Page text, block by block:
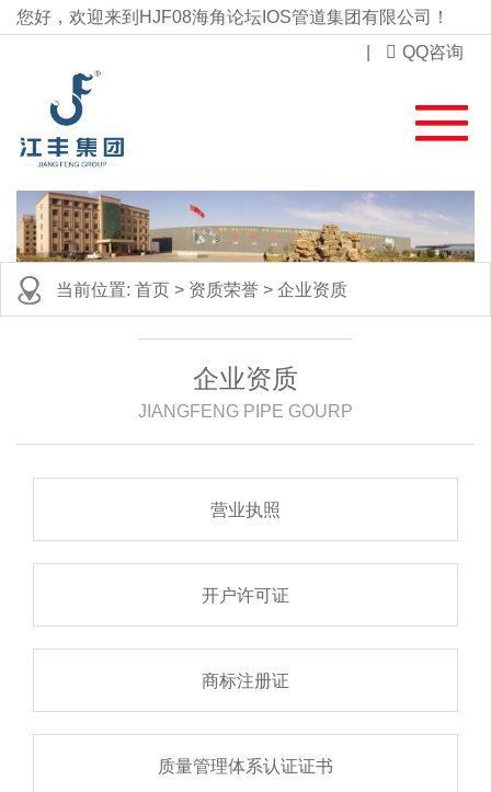
您好，欢迎来到HJF08海角论坛IOS管道集团有限公司！
QQ咨询
当前位置: 首页 > 资质荣誉 > 企业资质
企业资质
JIANGFENG PIPE GOURP
营业执照
开户许可证
商标注册证
质量管理体系认证证书